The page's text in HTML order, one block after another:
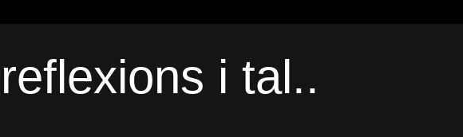
reflexions i tal..